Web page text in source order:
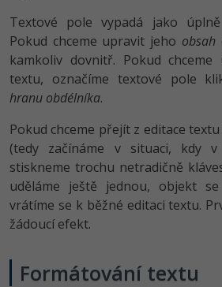
Textové pole vypadá jako
Pokud chceme upravit jeho obsah
kamkoliv dovnitř. Pokud
textu, označíme textové pole
hranu obdélníka.
Pokud chceme přejít z editace
(tedy začínáme v situaci, kdy
stiskneme trochu netradičně
uděláme ještě jednou, objekt
vrátíme se k běžné editaci textu.
žádoucí efekt.
Formátování textu